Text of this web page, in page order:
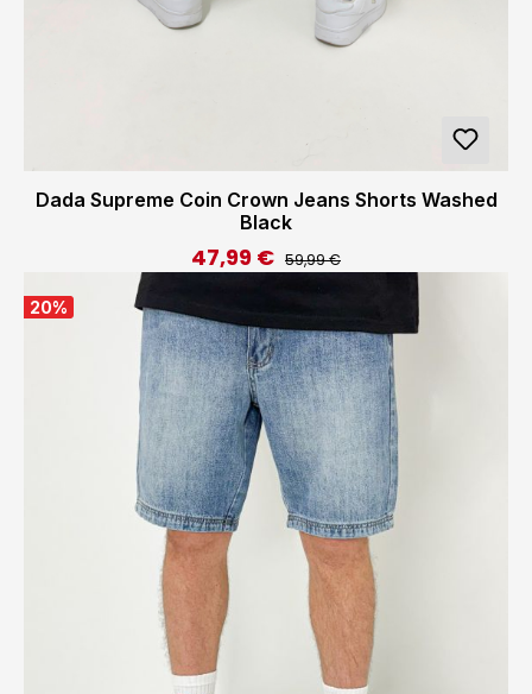
Dada Supreme Coin Crown Jeans Shorts Washed
Black
Verkaufspreis:
47,99 € Regulärer Preis:
59,99 €
20%